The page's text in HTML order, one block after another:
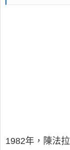
1982年，陳法